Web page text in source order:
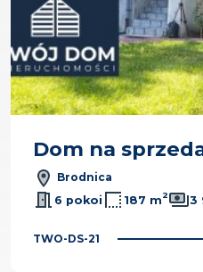
Dom na
Brodnica
6 pokoi
187 m2 3
TWO-DS-21